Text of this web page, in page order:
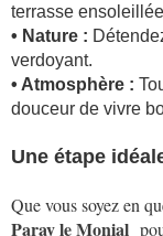
terrasse
• Nature :
verdoyant.
• Atmosphère :
douceur de vivre
Une étape
Que vous soyez en
Paray le Monial